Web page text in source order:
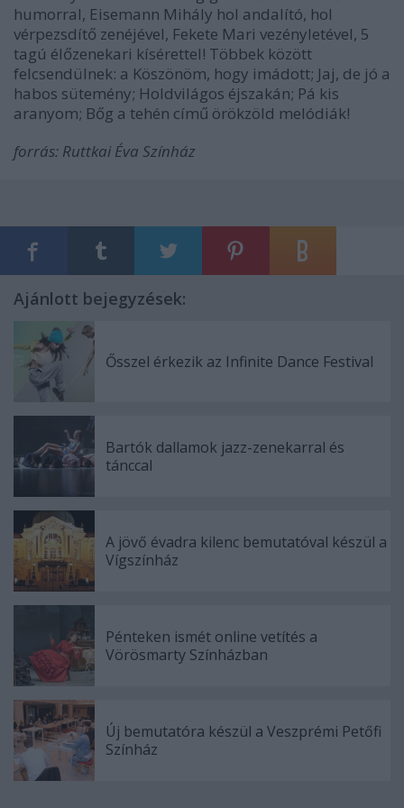
humorral, Eisemann Mihály hol andalító, hol
vérpezsdítő zenéjével, Fekete Mari vezényletével, 5
tagú élőzenekari kísérettel! Többek között
felcsendülnek: a Köszönöm, hogy imádott; Jaj, de jó a
habos sütemény; Holdvilágos éjszakán; Pá kis
aranyom; Bőg a tehén című örökzöld melódiák!
forrás: Ruttkai Éva Színház
Ajánlott bejegyzések:
Ősszel érkezik az Infinite Dance Festival
Bartók dallamok jazz-zenekarral és
tánccal
A jövő évadra kilenc bemutatóval készül a
Vígszínház
Pénteken ismét online vetítés a
Vörösmarty Színházban
Új bemutatóra készül a Veszprémi Petőfi
Színház